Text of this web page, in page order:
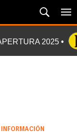
2025
INFORMACIÓN